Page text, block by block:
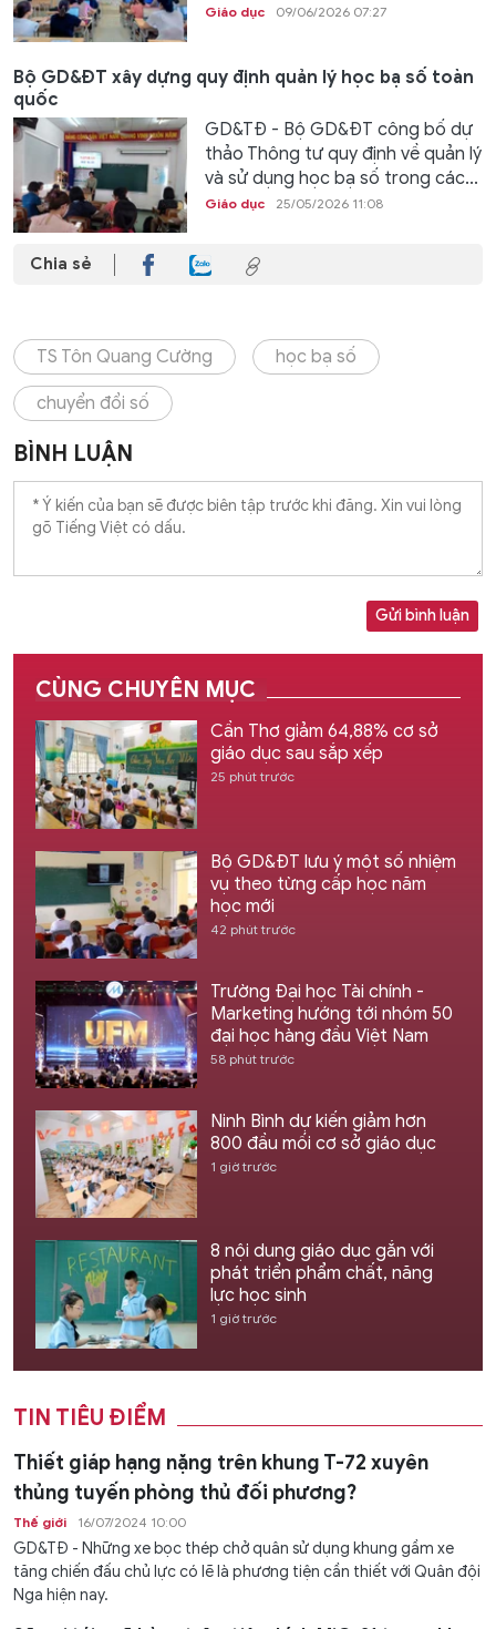
Giáo dục 09/06/2026 07:27
Bộ GD&ĐT xây dựng quy định quản lý học bạ số toàn
quốc
GD&TĐ - Bộ GD&ĐT công bố dự
thảo Thông tư quy định về quản lý
và sử dụng học bạ số trong các...
Giáo dục 25/05/2026 11:08
Chia sẻ
TS Tôn Quang Cường học bạ số
chuyển đổi số
BÌNH LUẬN
Gửi bình luận
CÙNG CHUYÊN MỤC
Cần Thơ giảm 64,88% cơ sở
giáo dục sau sắp xếp
25 phút trước
Bộ GD&ĐT lưu ý một số nhiệm
vụ theo từng cấp học năm
học mới
42 phút trước
Trường Đại học Tài chính -
Marketing hướng tới nhóm 50
đại học hàng đầu Việt Nam
58 phút trước
Ninh Bình dự kiến giảm hơn
800 đầu mối cơ sở giáo dục
1 giờ trước
8 nội dung giáo dục gắn với
phát triển phẩm chất, năng
lực học sinh
1 giờ trước
TIN TIÊU ĐIỂM
Thiết giáp hạng nặng trên khung T-72 xuyên
thủng tuyến phòng thủ đối phương?
Thế giới 16/07/2024 10:00
GD&TĐ - Những xe bọc thép chở quân sử dụng khung gầm xe
tăng chiến đấu chủ lực có lẽ là phương tiện cần thiết với Quân đội
Nga hiện nay.